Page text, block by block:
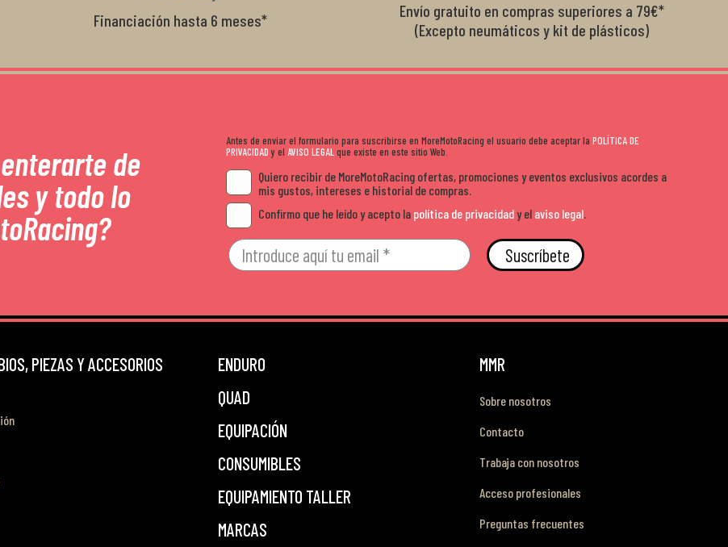
Financiación hasta 6 meses*
Envío gratuito en compras superiores a 79€*
(Excepto neumáticos y kit de plásticos)
de
y todo lo
Antes de enviar el formulario para suscribirse en MoreMotoRacing el usuario debe aceptar la POLÍTICA DE
PRIVACIDADy el AVISO LEGALque existe en este sitio Web.
Quiero recibir de MoreMotoRacing ofertas, promociones y eventos exclusivos acordes a
mis gustos, intereses e historial de compras.
Confirmo que he leído y acepto la política de privacidady el aviso legal.
Suscríbete
PIEZAS Y ACCESORIOS
ENDURO
QUAD
EQUIPACIÓN
CONSUMIBLES
EQUIPAMIENTO TALLER
MARCAS
MMR
Sobre nosotros
Contacto
Trabaja con nosotros
Acceso profesionales
Preguntas frecuentes